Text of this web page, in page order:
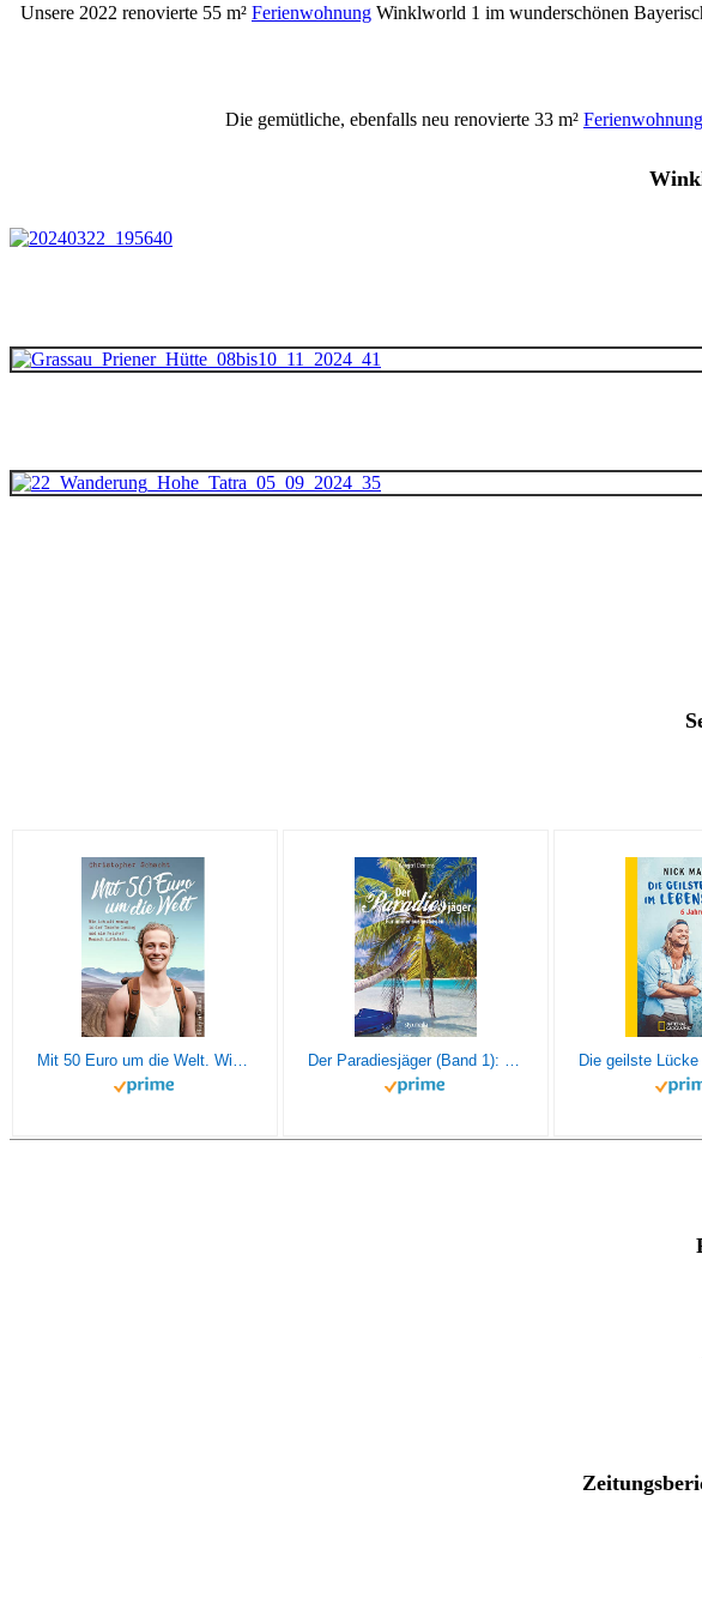
Unsere 2022 renovierte 55 m² Ferienwohnung Winklworld 1 im wunderschönen
Die gemütliche, ebenfalls neu renovierte 33 m² Ferienwohnung